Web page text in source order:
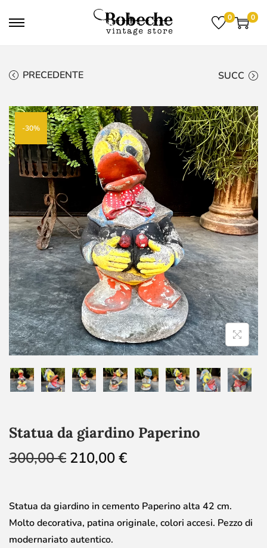
0 0
PRECEDENTE SUCC
-30%
Statua da giardino Paperino
300,00€ 210,00€
Statua da giardino in cemento Paperino alta 42 cm.
Molto decorativa, patina originale, colori accesi. Pezzo di
modernariato autentico.